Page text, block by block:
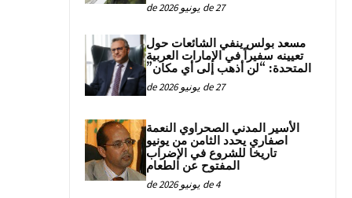
27 de يونيو de 2026
مسعد بولس ينفي الشائعات حول
تعيينه سفيراً في الإمارات العربية
المتحدة: “لن أذهب إلى أي مكان”
27 de يونيو de 2026
الأسير المدني الصحراوي النعمة
اصفاري يحدد الثامن من يونيو
تاريخا للشروع في الإضراب
المفتوح عن الطعام
4 de يونيو de 2026